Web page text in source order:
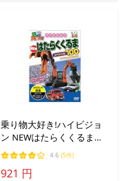
乗り物大好き!ハイビジョ
ン NEWはたらくくるまス
ペシャル100/子供向け
[DVD]【返品種別A】
4.6 (5件)
921 円